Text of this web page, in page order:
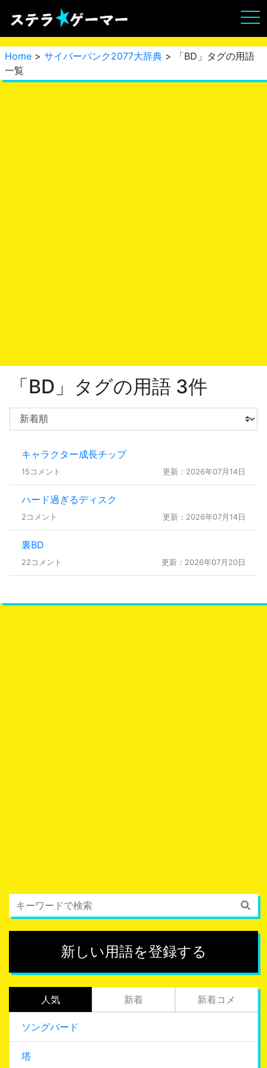
Home > サイバーパンク2077大辞典 > 「BD」タグの用語
一覧
「BD」タグの用語 3件
キャラクター成長チップ
15コメント 更新：2026年07月14日
ハード過ぎるディスク
2コメント 更新：2026年07月14日
裏BD
22コメント 更新：2026年07月20日
新しい用語を登録する
人気 新着 新着コメ
ソングバード
塔